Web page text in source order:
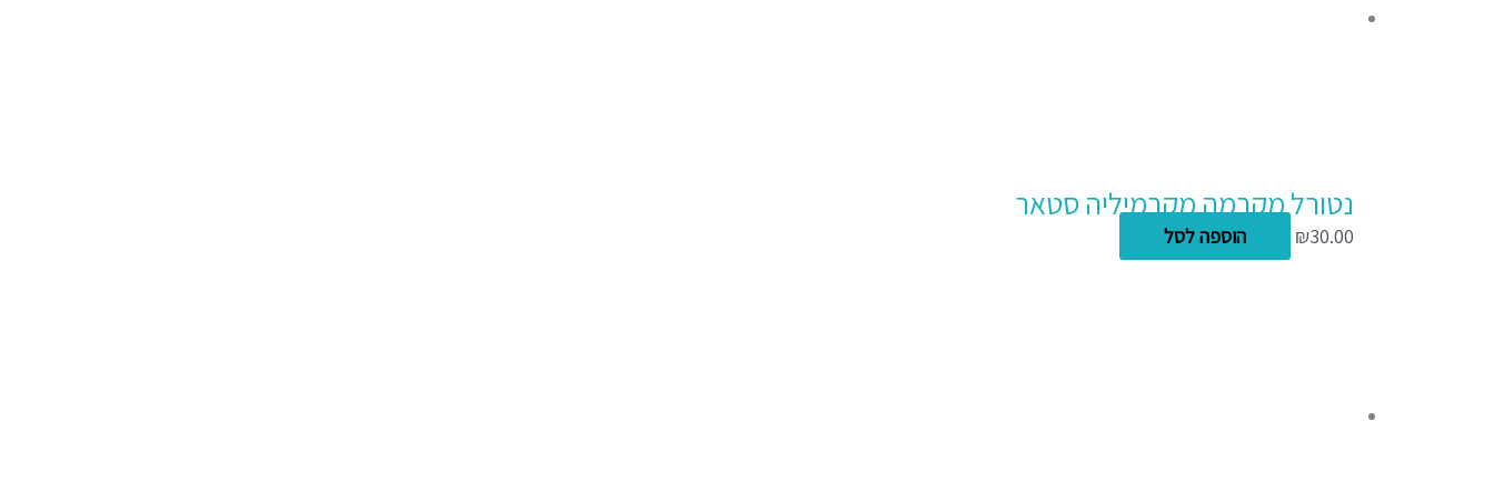
נטורל מקרמה מקרמיליה סטאר
₪30.00 הוספה לסל